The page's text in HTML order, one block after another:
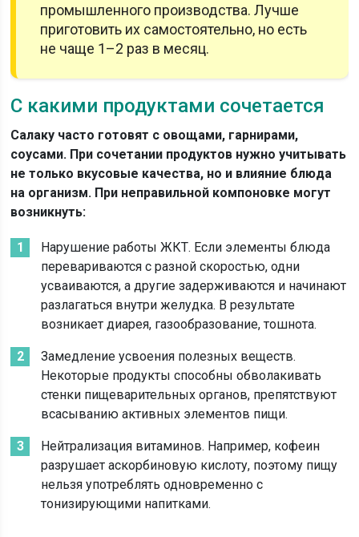
промышленного производства. Лучше
приготовить их самостоятельно, но есть
не чаще 1–2 раз в месяц.
С какими продуктами сочетается
Салаку часто готовят с овощами, гарнирами,
соусами. При сочетании продуктов нужно учитывать
не только вкусовые качества, но и влияние блюда
на организм. При неправильной компоновке могут
возникнуть:
Нарушение работы ЖКТ. Если элементы блюда
перевариваются с разной скоростью, одни
усваиваются, а другие задерживаются и начинают
разлагаться внутри желудка. В результате
возникает диарея, газообразование, тошнота.
Замедление усвоения полезных веществ.
Некоторые продукты способны обволакивать
стенки пищеварительных органов, препятствуют
всасыванию активных элементов пищи.
Нейтрализация витаминов. Например, кофеин
разрушает аскорбиновую кислоту, поэтому пищу
нельзя употреблять одновременно с
тонизирующими напитками.